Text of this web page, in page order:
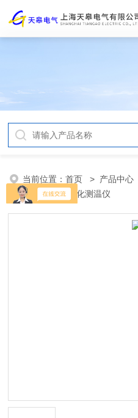
当前位置：首页 > 产品中心
仪
> PT5C焦化测温仪